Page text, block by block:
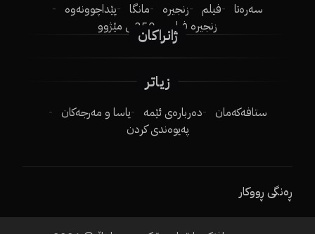
سەرەتا فیلم زنجیرە مانگا
پێداچوونەوە
زنجیرە فیلم
250ـی مێژوو
ژانراکان
زیاتر
ستافەکەمان دەربارەی ئێمە
یاسا و مەرجەکان
پەیوەندی کردن
ڕەنگی ڕووکار